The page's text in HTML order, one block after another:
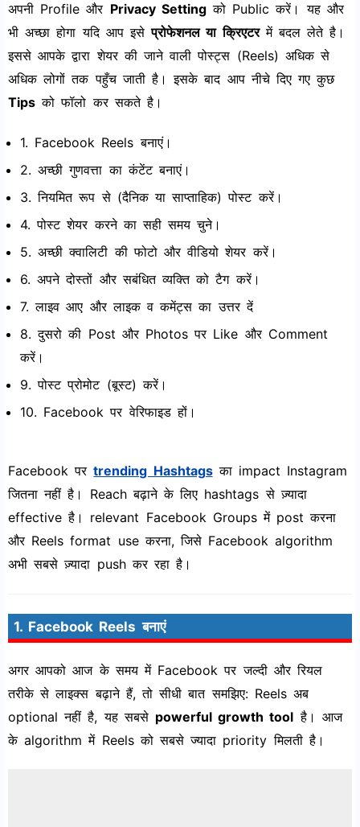
अपनी Profile और Privacy Settingको Public करें। यह और
भी अच्छा होगा यदि आप इसेप्रोफेशनल या क्रिएटरमें बदल लेते है।
इससे आपके द्वारा शेयर की जाने वाली पोस्ट्स (Reels) अधिक से
अधिक लोगों तक पहुँच जाती है। इसके बाद आप नीचे दिए गए कुछ
Tips को फॉलो कर सकते है।
1. Facebook Reels बनाएं।
2. अच्छी गुणवत्ता का कंटेंट बनाएं।
3. नियमित रूप से (दैनिक या साप्ताहिक) पोस्ट करें।
4. पोस्ट शेयर करने का सही समय चुने।
5. अच्छी क्वालिटी की फोटो और वीडियो शेयर करें।
6. अपने दोस्तों और सबंधित व्यक्ति को टैग करें।
7. लाइव आए और लाइक व कमेंट्स का उत्तर दें
8. दुसरो की Post और Photos पर Like और Comment
करें।
9. पोस्ट प्रोमोट (बूस्ट) करें।
10. Facebook पर वेरिफाइड हों।
Facebook परtrending Hashtagsका impact Instagram
जितना नहीं है। Reach बढ़ाने के लिए hashtags से ज़्यादा
effective है। relevant Facebook Groups में post करना
और Reels format use करना, जिसे Facebook algorithm
अभी सबसे ज़्यादा push कर रहा है।
1. Facebook Reels बनाएं
अगर आपको आज के समय में Facebook पर जल्दी और रियल
तरीके से लाइक्स बढ़ाने हैं, तो सीधी बात समझिए: Reels अब
optional नहीं है, यह सबसे powerful growth tool है। आज
के algorithm में Reels को सबसे ज्यादा priority मिलती है।